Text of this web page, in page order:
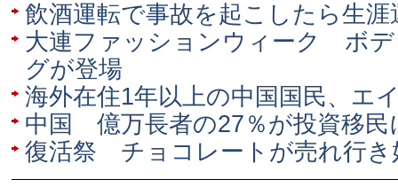
飲酒運転で事故を起こしたら生涯
大連ファッションウィーク ボ
グが登場
海外在住1年以上の中国国民、エ
中国 億万長者の27％が投資移民
復活祭 チョコレートが売れ行き